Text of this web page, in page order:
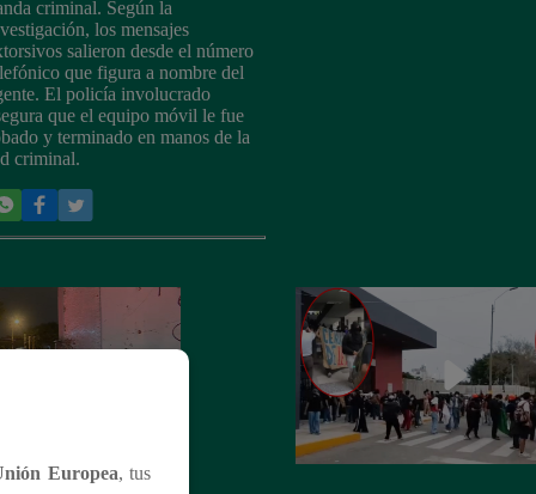
criminal. Según la
los mensajes
salieron desde el número
que figura a nombre del
El policía involucrado
que el equipo móvil le fue
y terminado en manos de la
criminal.
Europea, tus